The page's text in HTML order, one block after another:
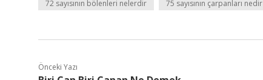
72 sayısının bölenleri nelerdir 75 sayısının çarpanları nedir
Önceki Yazı